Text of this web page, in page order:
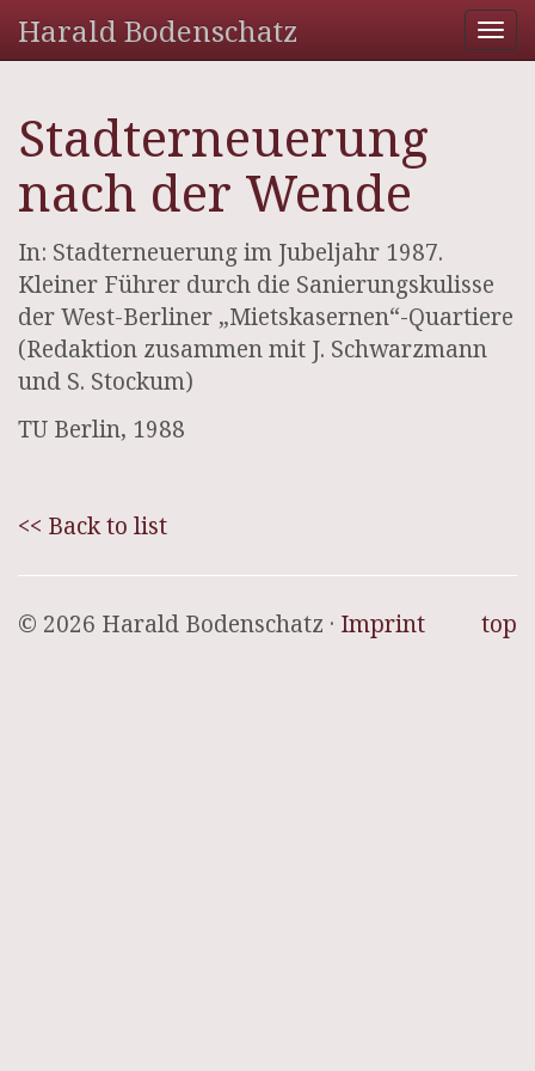
Harald Bodenschatz
Stadterneuerung
nach der Wende
In: Stadterneuerung im Jubeljahr 1987.
Kleiner Führer durch die Sanierungskulisse
der West-Berliner „Mietskasernen“-Quartiere
(Redaktion zusammen mit J. Schwarzmann
und S. Stockum)
TU Berlin, 1988
<< Back to list
top
© 2026 Harald Bodenschatz · Imprint